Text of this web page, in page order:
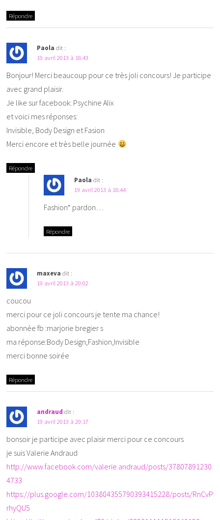
Répondre
Paola dit :
19 avril 2013 à 18:43
Bonjour! Merci beaucoup pour ce très joli concours! Je participe
avec grand plaisir.
Je like sur facebook: Psychine Alix
et voici mes réponses:
Invisible, Body Design et Fasion
Merci encore et très belle journée
Répondre
Paola dit :
19 avril 2013 à 18:44
Fashion* pardon…
Répondre
maxeva dit :
19 avril 2013 à 20:02
coucou
merci pour ce joli concours je tente ma chance!
abonnée fb :marjorie bregier s
ma réponse:Body Design,Fashion,Invisible
merci bonne soirée
Répondre
andraud dit :
19 avril 2013 à 20:17
bonsoir je participe avec plaisir merci pour ce concours
je suis Valerie Andraud
http://www.facebook.com/valerie.andraud/posts/37807891230
4733
https://plus.google.com/103804355790393415228/posts/RnCvP
rhyQU5